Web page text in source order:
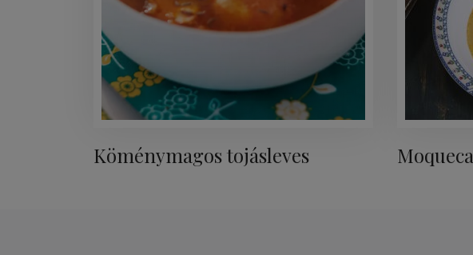
Köménymagos tojásleves Moqueca